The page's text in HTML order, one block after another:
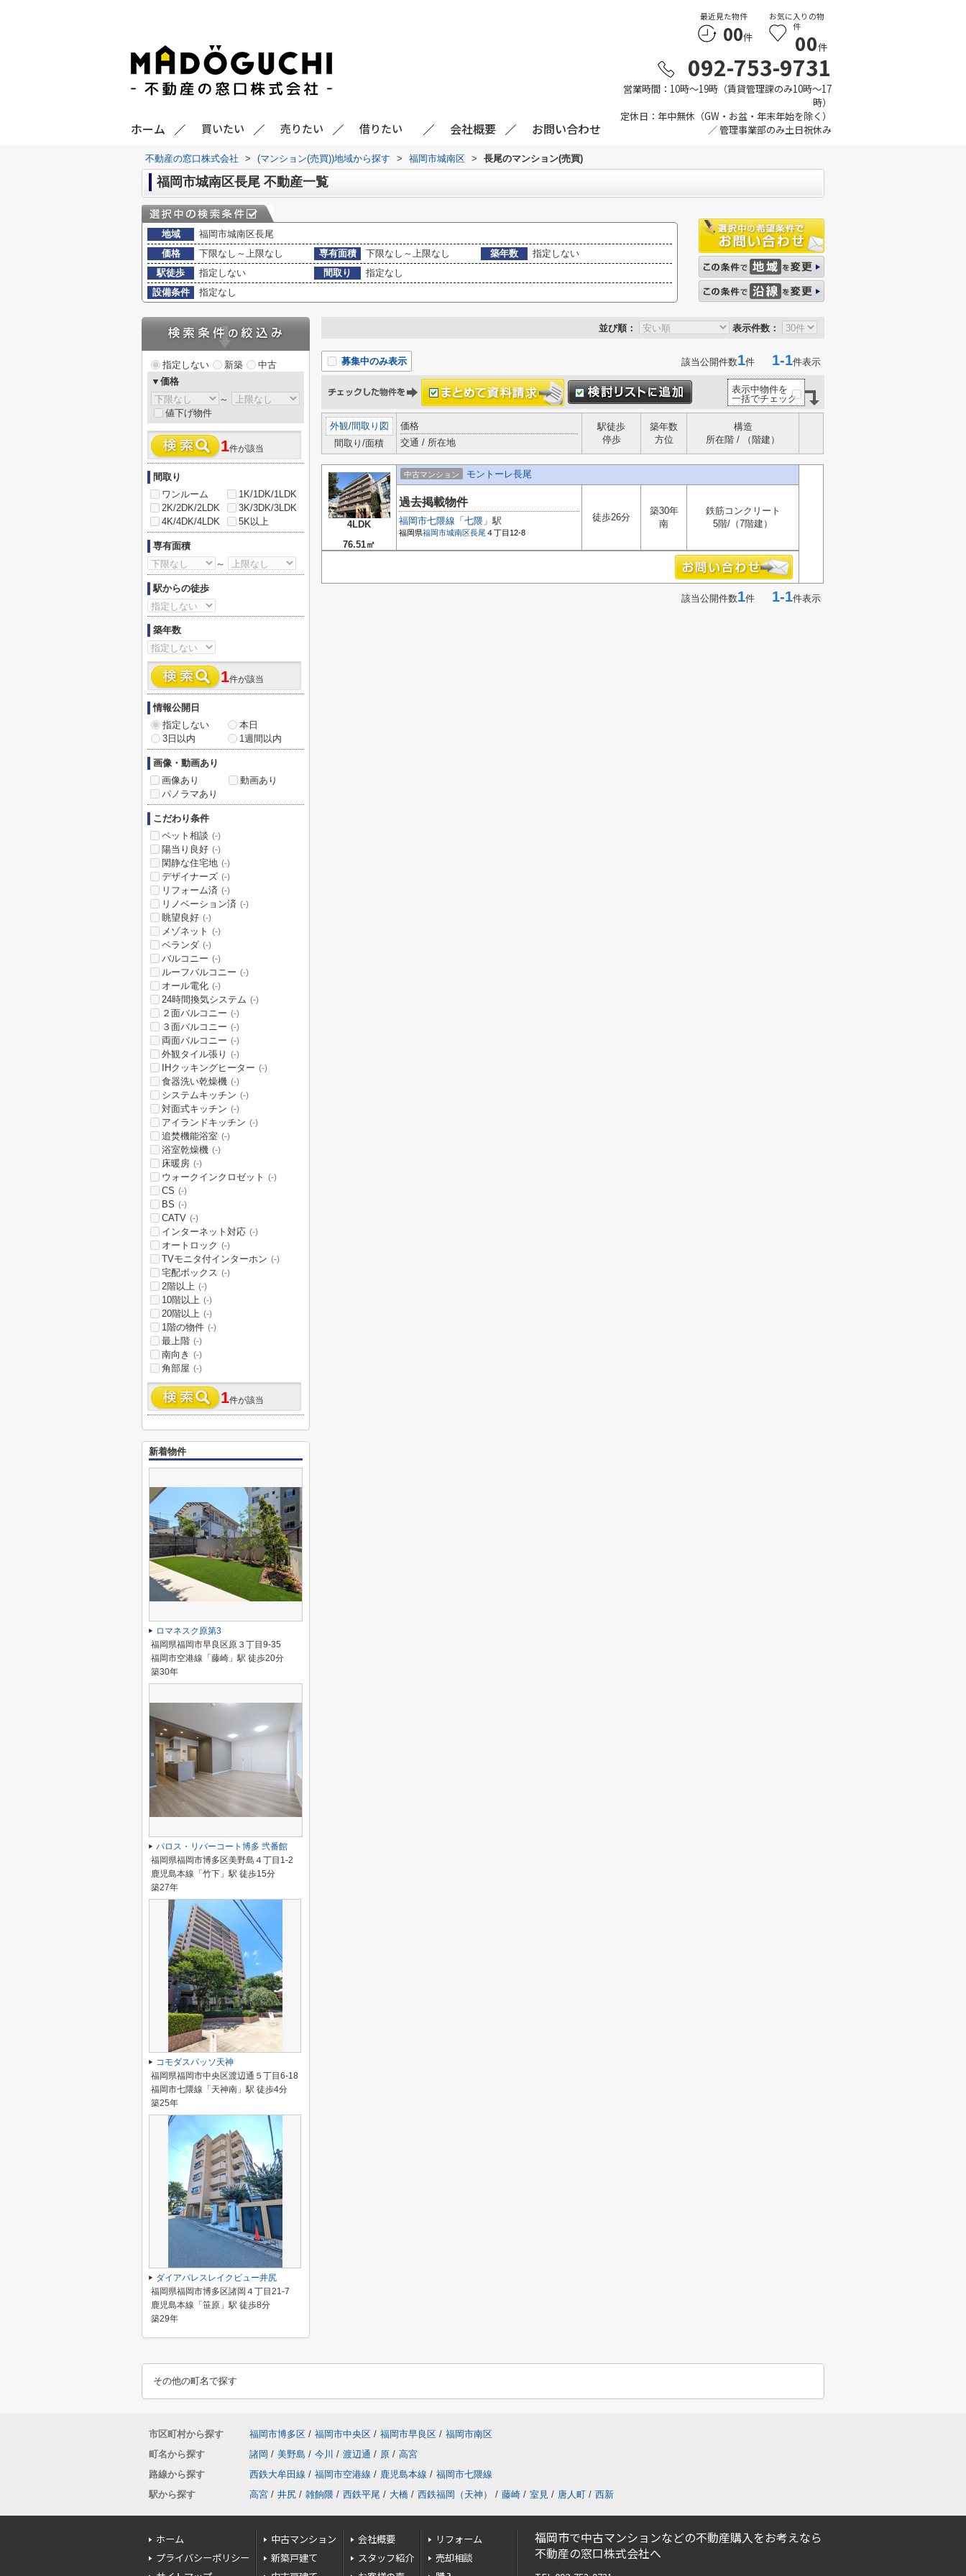
ホーム 買いたい 売りたい 借りたい 会社概要 お問い合わせ
最近見た物件
00件
お気に入りの物
件
00件
092-753-9731
営業時間：10時～19時（賃貸管理課のみ10時～17
時）
定休日：年中無休（GW・お盆・年末年始を除く）
／ 管理事業部のみ土日祝休み
不動産の窓口株式会社 > (マンション(売買))地域から探す > 福岡市城南区 > 長尾のマンション(売買)
福岡市城南区長尾 不動産一覧
地域
福岡市城南区長尾
価格
下限なし～上限なし 専有面積 下限なし～上限なし 築年数
指定しない
駅徒歩
指定しない 間取り
指定なし
設備条件
指定なし
並び順： 表示件数：
募集中のみ表示 該当公開件数1件 1-1件表示
表示中物件を
一括でチェック
外観/間取り図
間取り/面積
価格
交通 / 所在地
駅徒歩
停歩
築年数
方位
構造
所在階 / （階建）
4LDK
76.51㎡
中古マンション モントーレ長尾
過去掲載物件
福岡市七隈線 「 七隈 」駅
福岡県福岡市城南区長尾 ４丁目12-8
徒歩26分
築30年
南
鉄筋コンクリート
5階/（7階建）
該当公開件数1件 1-1件表示
指定しない 新築
中古
▼価格
～
値下げ物件
1件が該当
間取り
ワンルーム
1K/1DK/1LDK
2K/2DK/2LDK
3K/3DK/3LDK
4K/4DK/4LDK
5K以上
専有面積
～
駅からの徒歩
築年数
1件が該当
情報公開日
指定しない
本日
3日以内
1週間以内
画像・動画あり
画像あり
動画あり
パノラマあり
こだわり条件
ペット相談 (-)
陽当り良好 (-)
閑静な住宅地 (-)
デザイナーズ (-)
リフォーム済 (-)
リノベーション済 (-)
眺望良好 (-)
メゾネット (-)
ベランダ (-)
バルコニー (-)
ルーフバルコニー (-)
オール電化 (-)
24時間換気システム (-)
２面バルコニー (-)
３面バルコニー (-)
両面バルコニー (-)
外観タイル張り (-)
IHクッキングヒーター (-)
食器洗い乾燥機 (-)
システムキッチン (-)
対面式キッチン (-)
アイランドキッチン (-)
追焚機能浴室 (-)
浴室乾燥機 (-)
床暖房 (-)
ウォークインクロゼット (-)
CS (-)
BS (-)
CATV (-)
インターネット対応 (-)
オートロック (-)
TVモニタ付インターホン (-)
宅配ボックス (-)
2階以上 (-)
10階以上 (-)
20階以上 (-)
1階の物件 (-)
最上階 (-)
南向き (-)
角部屋 (-)
1件が該当
新着物件
ロマネスク原第3
福岡県福岡市早良区原３丁目9-35
福岡市空港線「藤崎」駅 徒歩20分
築30年
パロス・リバーコート博多 弐番館
福岡県福岡市博多区美野島４丁目1-2
鹿児島本線「竹下」駅 徒歩15分
築27年
コモダスパッソ天神
福岡県福岡市中央区渡辺通５丁目6-18
福岡市七隈線「天神南」駅 徒歩4分
築25年
ダイアパレスレイクビュー井尻
福岡県福岡市博多区諸岡４丁目21-7
鹿児島本線「笹原」駅 徒歩8分
築29年
その他の町名で探す
市区町村から探す 福岡市博多区 / 福岡市中央区 / 福岡市早良区 / 福岡市南区
町名から探す
諸岡 / 美野島 / 今川 / 渡辺通 / 原 / 高宮
路線から探す
西鉄大牟田線 / 福岡市空港線 / 鹿児島本線 / 福岡市七隈線
駅から探す
高宮 / 井尻 / 雑餉隈 / 西鉄平尾 / 大橋 / 西鉄福岡（天神） / 藤崎 / 室見 / 唐人町 / 西新
ホーム
プライバシーポリシー
中古マンション
新築戸建て
会社概要
スタッフ紹介
リフォーム
売却相談
福岡市で中古マンションなどの不動産購入をお考えなら
不動産の窓口株式会社へ